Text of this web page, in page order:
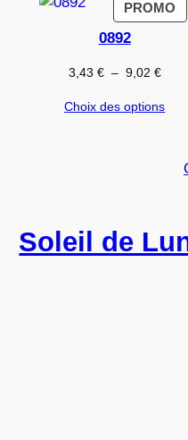
PROMO
EN
0892
3,43 € – 9,02 €Plage
prix :
Choix des options
Soleil de